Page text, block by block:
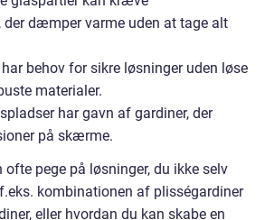
dæmper varme uden at tage alt
behov for sikre løsninger uden løse
materialer.
har gavn af gardiner, der
på skærme.
ofte pege på løsninger, du ikke selv
kombinationen af plisségardiner
eller hvordan du kan skabe en